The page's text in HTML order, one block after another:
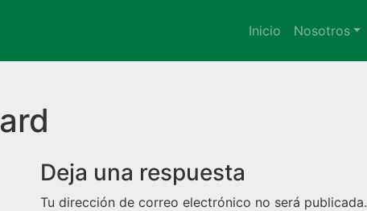
Inicio Nosotros
Deja una respuesta
Tu dirección de correo electrónico no será publicada.